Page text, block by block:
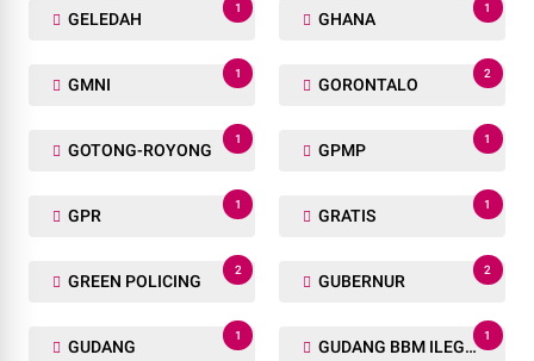
GELEDAH
1
GHANA
1
GMNI
1
GORONTALO
2
GOTONG-ROYONG
1
GPMP
1
GPR
1
GRATIS
1
GREEN POLICING
2
GUBERNUR
2
GUDANG
1
GUDANG BBM ILEGAL
1